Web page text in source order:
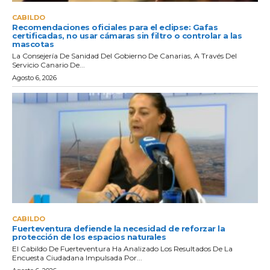
CABILDO
Recomendaciones oficiales para el eclipse: Gafas
certificadas, no usar cámaras sin filtro o controlar a las
mascotas
La Consejería De Sanidad Del Gobierno De Canarias, A Través Del
Servicio Canario De...
Agosto 6, 2026
CABILDO
Fuerteventura defiende la necesidad de reforzar la
protección de los espacios naturales
El Cabildo De Fuerteventura Ha Analizado Los Resultados De La
Encuesta Ciudadana Impulsada Por...